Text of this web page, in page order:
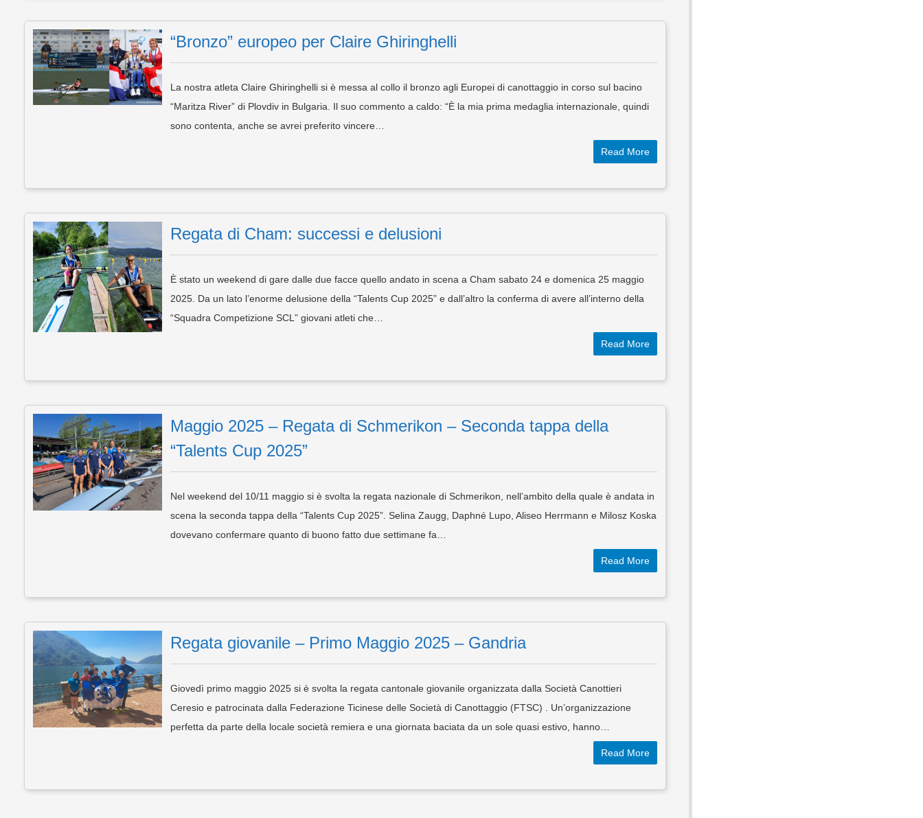
“Bronzo” europeo per Claire Ghiringhelli
La nostra atleta Claire Ghiringhelli si è messa al collo il bronzo agli Europei di canottaggio in corso sul bacino
“Maritza River” di Plovdiv in Bulgaria. Il suo commento a caldo: “È la mia prima medaglia internazionale, quindi
sono contenta, anche se avrei preferito vincere…
Read More
Regata di Cham: successi e delusioni
È stato un weekend di gare dalle due facce quello andato in scena a Cham sabato 24 e domenica 25 maggio
2025. Da un lato l’enorme delusione della “Talents Cup 2025” e dall’altro la conferma di avere all’interno della
“Squadra Competizione SCL” giovani atleti che…
Read More
Maggio 2025 – Regata di Schmerikon – Seconda tappa della
“Talents Cup 2025”
Nel weekend del 10/11 maggio si è svolta la regata nazionale di Schmerikon, nell’ambito della quale è andata in
scena la seconda tappa della “Talents Cup 2025”. Selina Zaugg, Daphné Lupo, Aliseo Herrmann e Milosz Koska
dovevano confermare quanto di buono fatto due settimane fa…
Read More
Regata giovanile – Primo Maggio 2025 – Gandria
Giovedì primo maggio 2025 si è svolta la regata cantonale giovanile organizzata dalla Società Canottieri
Ceresio e patrocinata dalla Federazione Ticinese delle Società di Canottaggio (FTSC) . Un’organizzazione
perfetta da parte della locale società remiera e una giornata baciata da un sole quasi estivo, hanno…
Read More